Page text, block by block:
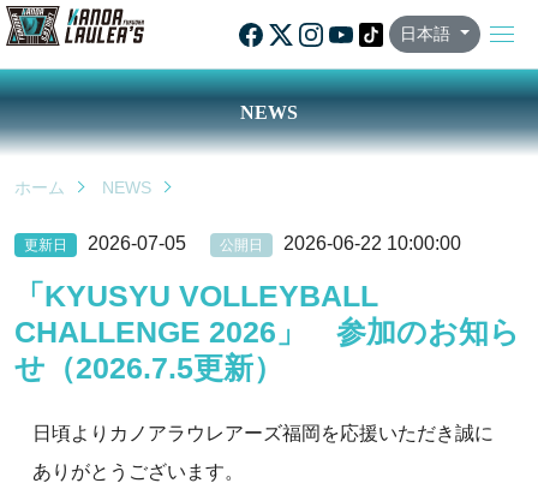
日本語
NEWS
ホーム NEWS
更新日 2026-07-05 公開日 2026-06-22 10:00:00
「KYUSYU VOLLEYBALL
CHALLENGE 2026」 参加のお知ら
せ（2026.7.5更新）
日頃よりカノアラウレアーズ福岡を応援いただき誠に
ありがとうございます。